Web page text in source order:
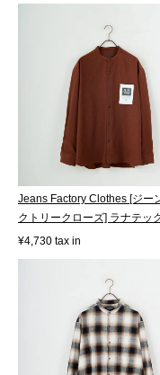
Jeans Factory Clothes [ジー
クトリークローズ] ラナテッ
バ...
¥4,730 tax in